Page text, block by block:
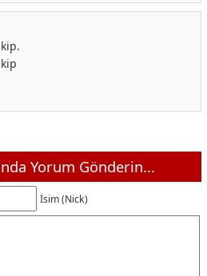
Yorum Gönderin...
İsim (Nick)